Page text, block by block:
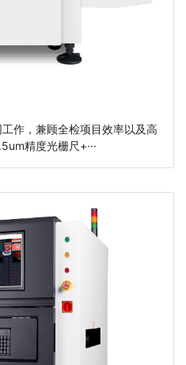
作，兼顾全检项目效率以及高
精度光栅尺+···